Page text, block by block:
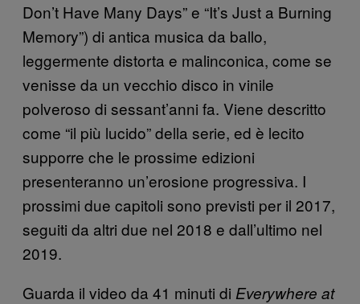
Don’t Have Many Days” e “It’s Just a Burning
Memory”) di antica musica da ballo,
leggermente distorta e malinconica, come se
venisse da un vecchio disco in vinile
polveroso di sessant’anni fa. Viene descritto
come “il più lucido” della serie, ed è lecito
supporre che le prossime edizioni
presenteranno un’erosione progressiva. I
prossimi due capitoli sono previsti per il 2017,
seguiti da altri due nel 2018 e dall’ultimo nel
2019.
Guarda il video da 41 minuti di Everywhere at